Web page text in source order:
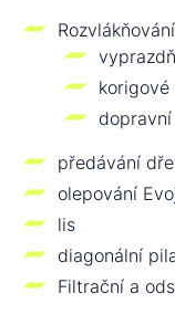
korigové
předávání
olepování
lis
diagonální
Filtrační a